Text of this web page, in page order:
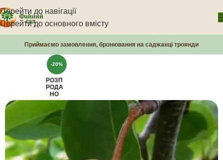
Перейти до навігації
Перейти до основного вмісту
Приймаємо замовлення, бронювання на саджанці троянди
-20%
РОЗП
РОДА
НО